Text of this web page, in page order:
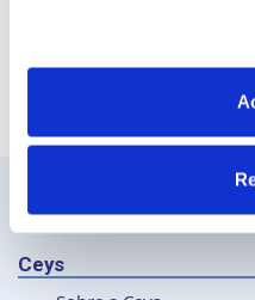
Se permitir, gostaríamos
Recolher
geográfica as quais
ativa as
digital)
processados e defina as
Ceys